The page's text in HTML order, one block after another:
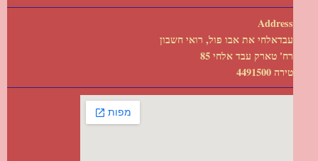
Address
עבדאלחי את אבו פול, רואי חשבון
רח' טארק עבד אלחי 85
טירה 4491500